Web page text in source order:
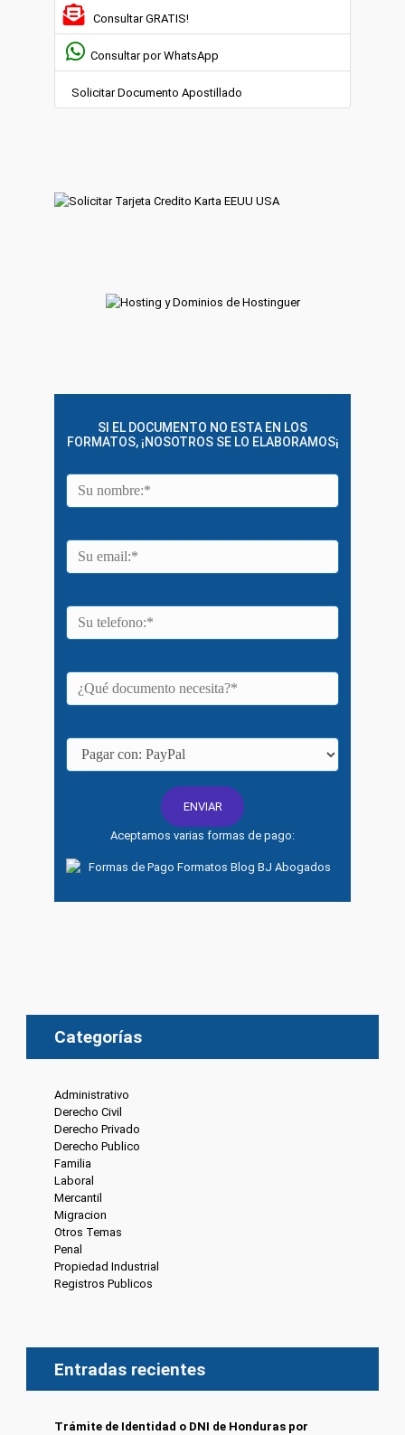
Consultar GRATIS!
Consultar por WhatsApp
Solicitar Documento Apostillado
SI EL DOCUMENTO NO ESTA EN LOS
FORMATOS, ¡NOSOTROS SE LO ELABORAMOS¡
Aceptamos varias formas de pago:
Categorías
Administrativo
Derecho Civil
Derecho Privado
Derecho Publico
Familia
Laboral
Mercantil
Migracion
Otros Temas
Penal
Propiedad Industrial
Registros Publicos
Entradas recientes
Trámite de Identidad o DNI de Honduras por